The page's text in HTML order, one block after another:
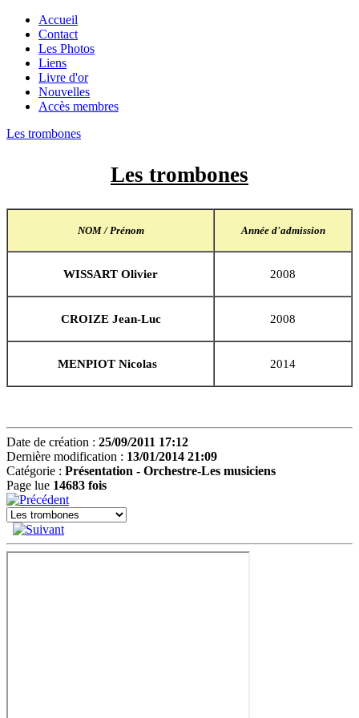
Accueil
Contact
Les Photos
Liens
Livre d'or
Nouvelles
Accès membres
Les trombones
Les trombones
NOM / Prénom Année d'admission
WISSART Olivier 2008
CROIZE Jean-Luc 2008
MENPIOT Nicolas 2014
Date de création : 25/09/2011 17:12
Dernière modification : 13/01/2014 21:09
Catégorie : Présentation - Orchestre-Les musiciens
Page lue 14683 fois